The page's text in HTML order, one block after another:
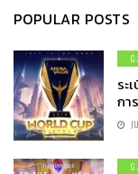
POPULAR POSTS
ระ
กา